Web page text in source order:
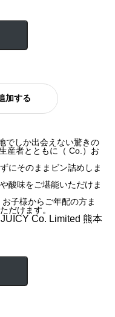
加する
でしか出会えない驚きの
産者とともに（ Co.）お
にそのままビン詰めしま
酸味をご堪能いただけま
⼦様からご年配の⽅ま
だけます。
Co. Limited 熊本